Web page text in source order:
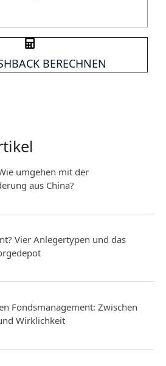
BERECHNEN
umgehen mit der
aus China?
Vier Anlegertypen und das
Fondsmanagement: Zwischen
Wirklichkeit